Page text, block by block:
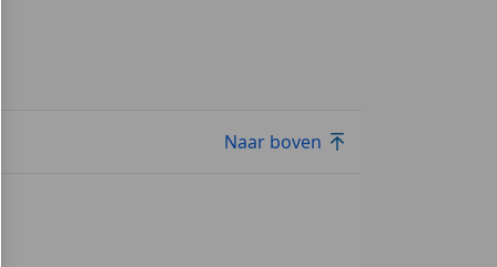
Naar boven